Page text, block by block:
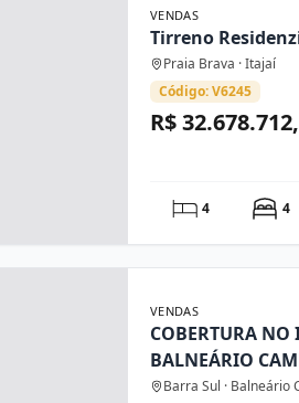
VENDAS
Tirreno
Praia Brava · Itajaí
Código: V6245
R$
4 4
VENDAS
COBERTURA NO
BALNEÁRIO
Barra Sul · Balneário